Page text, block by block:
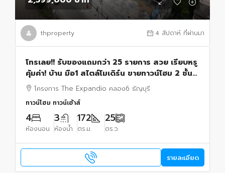
thproperty 4 สัปดาห์ ที่ผ่านมา
โทรเลย!! รับของแถมกว่า 25 รายการ สวย เรียบหรู
คุ้มค่า! บ้าน มือ1 สไตล์โมเดิร์น ขายทาวน์โฮม 2 ชั้น
โครงการ Expandio คลอง 6 ทำเลดี
โครงการ The Expandio คลอง6 ธัญบุรี
ทาวน์โฮม ทาวน์เฮ้าส์
4
ห้องนอน
3
ห้องน้ำ
172
ตร.ม.
25
ตร.ว.
รายละเอียด